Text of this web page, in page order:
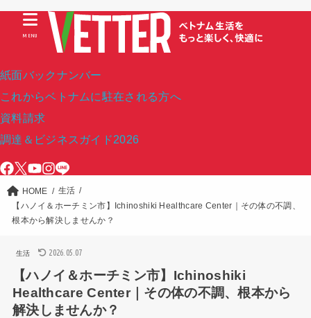
紙面バックナンバー
これからベトナムに駐在される方へ
資料請求
調達＆ビジネスガイド2026
MENU
HOME
生活
【ハノイ＆ホーチミン市】Ichinoshiki Healthcare Center｜その体の不調、
根本から解決しませんか？
生活 2026.05.07
【ハノイ＆ホーチミン市】Ichinoshiki
Healthcare Center｜その体の不調、根本から
解決しませんか？